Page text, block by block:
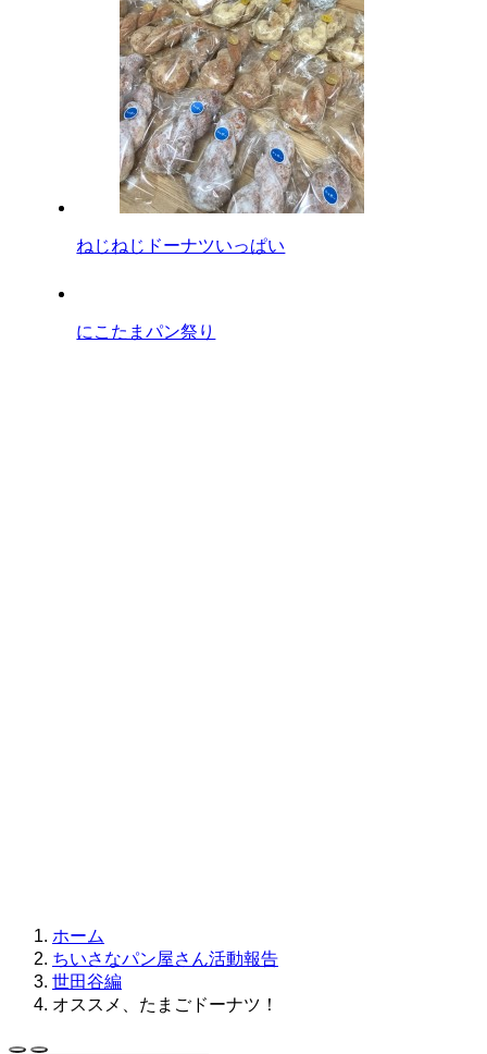
ねじねじドーナツいっぱい
にこたまパン祭り
ホーム
ちいさなパン屋さん活動報告
世田谷編
オススメ、たまごドーナツ！